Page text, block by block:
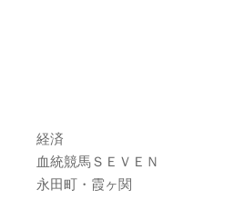
経済
血統競馬ＳＥＶＥＮ
永田町・霞ヶ関